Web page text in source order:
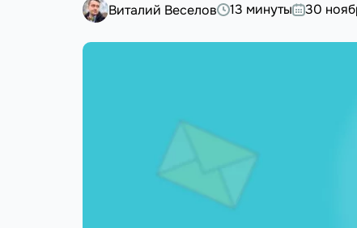
Виталий Веселов 13 минуты 30